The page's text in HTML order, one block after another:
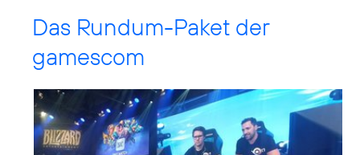
Das Rundum-Paket der
gamescom